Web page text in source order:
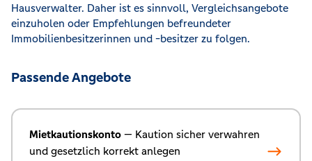
Hausverwalter. Daher ist es sinnvoll, Vergleichsangebote
einzuholen oder Empfehlungen befreundeter
Immobilienbesitzerinnen und -besitzer zu folgen.
Passende Angebote
Mietkautionskonto — Kaution sicher verwahren
und gesetzlich korrekt anlegen